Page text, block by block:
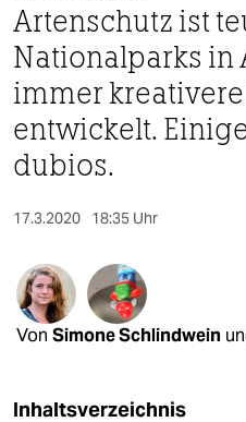
verlag
verlag
veranstaltungen
shop
fragen & hilfe
abo
genossenschaft
Artenschutz ist
Nationalparks in
immer
entwickelt.
dubios.
17.3.2020 18:35 Uhr
Von Simone Schlindwein
Inhaltsverzeichnis